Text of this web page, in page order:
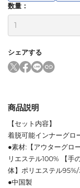
数量：
シェアする
商品説明
【セット内容】
着脱可能インナーグロ
●素材:【アウターグロ
リエステル100% 【手
体】ポリエステル
●中国製